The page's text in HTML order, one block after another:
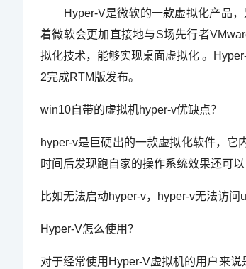
Hyper-V是微软的一款虚拟化产品，
着微软会更加直接地与S场先行者
拟化技术，能够实现桌面虚拟化 。
2完成RTM版发布。
win10自带的虚拟机hyper-v优缺点？
hyper-v是巨硬出的一款虚拟化软件，
时间后发现跑自家的操作系统效果还可
比如无法启动hyper-v，hyper-v无法访
Hyper-V怎么使用？
对于经常使用Hyper-V虚拟机的用户来